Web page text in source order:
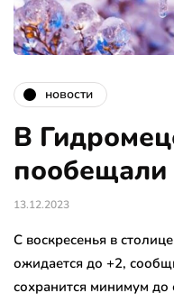
новости
В
пообещали
13.12.2023
С воскресенья в
ожидается до +2,
сохранится минимум